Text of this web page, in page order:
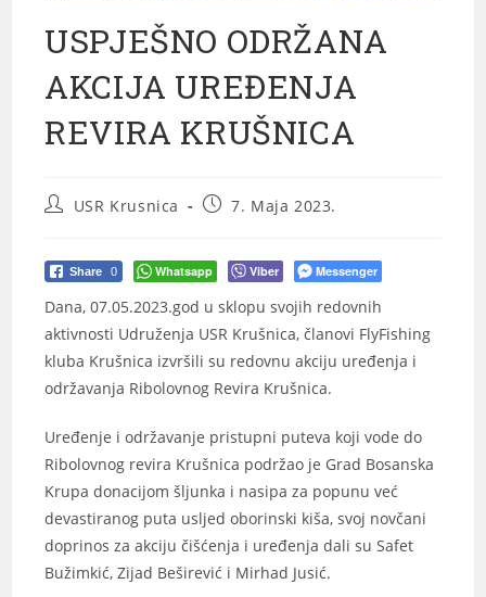
USPJEŠNO ODRŽANA
AKCIJA UREĐENJA
REVIRA KRUŠNICA
USR Krusnica 7. Maja 2023.
Share 0 Whatsapp Viber Messenger
Dana, 07.05.2023.god u sklopu svojih redovnih
aktivnosti Udruženja USR Krušnica, članovi FlyFishing
kluba Krušnica izvršili su redovnu akciju uređenja i
održavanja Ribolovnog Revira Krušnica.
Uređenje i održavanje pristupni puteva koji vode do
Ribolovnog revira Krušnica podržao je Grad Bosanska
Krupa donacijom šljunka i nasipa za popunu već
devastiranog puta usljed oborinski kiša, svoj novčani
doprinos za akciju čišćenja i uređenja dali su Safet
Bužimkić, Zijad Beširević i Mirhad Jusić.